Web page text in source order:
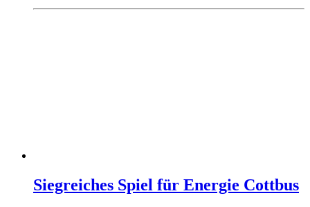
Siegreiches Spiel für Energie Cottbus